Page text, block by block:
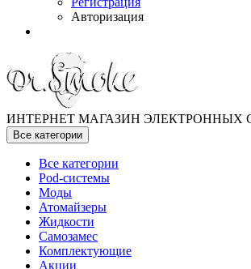
Авторизация
ИНТЕРНЕТ МАГАЗИН ЭЛЕКТРОННЫХ
Все категории
Все категории
Pod-системы
Моды
Атомайзеры
Жидкости
Самозамес
Комплектующие
Акции